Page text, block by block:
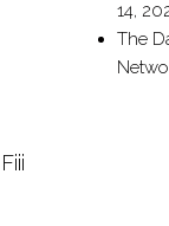
Fiii
14,
The